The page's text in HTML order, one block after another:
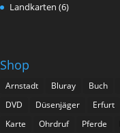
Landkarten (6)
Shop
Arnstadt Bluray Buch
DVD
Düsenjäger Erfurt
Karte
Ohrdruf Pferde